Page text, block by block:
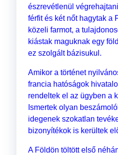
észrevétlenül
férfit és két nőt hagytak a
közeli farmot, a
kiástak maguknak egy
ez szolgált bázisukul.
Amikor a történet
francia hatóságok
rendeltek el az ügyben a
Ismertek olyan
idegenek szokatlan
bizonyítékok is kerültek
A Földön töltött első